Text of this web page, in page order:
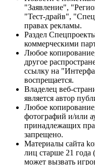
"Заявление",
"Тест-драйв",
правах рекламы.
Раздел
коммерческими
Любое
другое
ссылку на
воспрещается.
Владелец веб-
является автор
Любое
фотографий и/или
принадлежащих
запрещено.
Материалы сайта
лиц старше 21 года
может вызвать